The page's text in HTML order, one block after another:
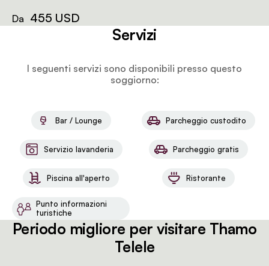
Da 455 USD
Servizi
I seguenti servizi sono disponibili presso questo
soggiorno:
Bar / Lounge Parcheggio custodito
Servizio lavanderia Parcheggio gratis
Piscina all'aperto Ristorante
Punto informazioni
turistiche
Periodo migliore per visitare Thamo
Telele